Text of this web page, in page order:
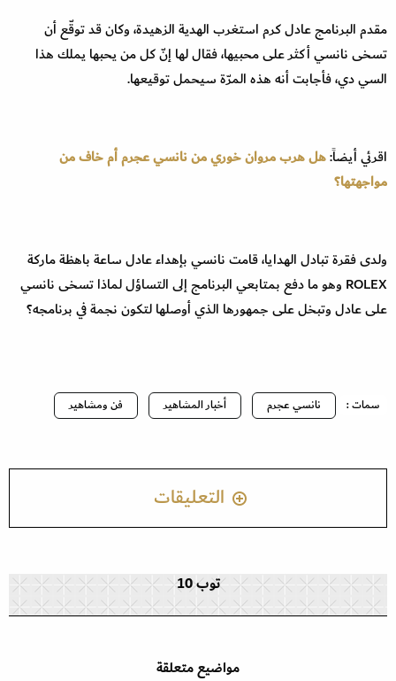
مقدم البرنامج عادل كرم استغرب الهدية الزهيدة، وكان قد توقّع أن
تسخى نانسي أكثر على محبيها، فقال لها إنّ كل من يحبها يملك هذا
السي دي، فأجابت أنه هذه المرّة سيحمل توقيعها.
اقرئي أيضاً:هل هرب مروان خوري من نانسي عجرم أم خاف من
مواجهتها؟
ولدى فقرة تبادل الهدايا، قامت نانسي بإهداء عادل ساعة باهظة ماركة
ROLEX وهو ما دفع بمتابعي البرنامج إلى التساؤل لماذا تسخى نانسي
على عادل وتبخل على جمهورها الذي أوصلها لتكون نجمة في برنامجه؟
سمات : نانسي عجرم أخبار المشاهير فن ومشاهير
التعليقات
توب 10
مواضيع متعلقة